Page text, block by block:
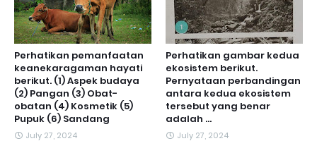
Perhatikan pemanfaatan
keanekaragaman hayati
berikut. (1) Aspek budaya
(2) Pangan (3) Obat-
obatan (4) Kosmetik (5)
Pupuk (6) Sandang
July 27, 2024
Perhatikan gambar kedua
ekosistem berikut.
Pernyataan perbandingan
antara kedua ekosistem
tersebut yang benar
adalah ...
July 27, 2024